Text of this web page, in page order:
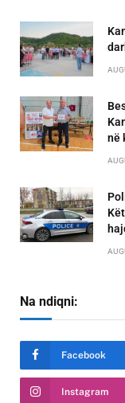
në
Na ndiqni:
Facebook
Instagram